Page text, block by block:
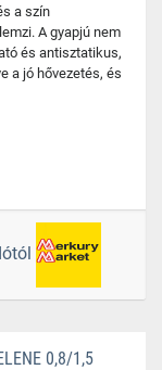
a szín
A gyapjú nem
és antisztatikus,
a jó hővezetés, és
0,8/1,5